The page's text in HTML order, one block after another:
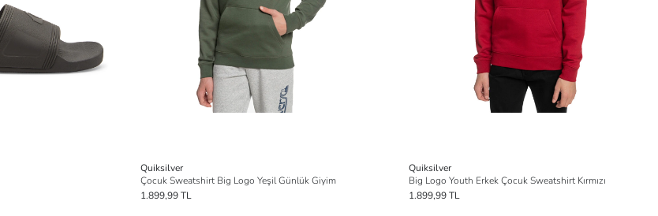
Quiksilver
Çocuk Sweatshirt Big Logo Yeşil Günlük Giyim
1.899,99 TL
Quiksilver
Big Logo Youth Erkek Çocuk Sweatshirt Kırmızı
1.899,99 TL